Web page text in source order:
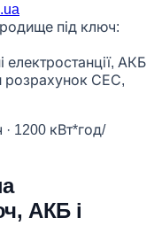
під ключ:
1200 кВт*год/
АКБ і